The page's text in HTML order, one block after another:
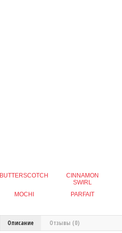
BUTTERSCOTCH
CINNAMON
SWIRL
MOCHI
PARFAIT
Описание Отзывы (0)